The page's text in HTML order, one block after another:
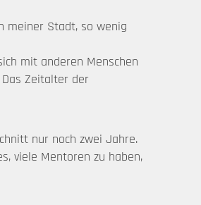
meiner Stadt, so wenig
mit anderen Menschen
Zeitalter der
nur noch zwei Jahre.
viele Mentoren zu haben,